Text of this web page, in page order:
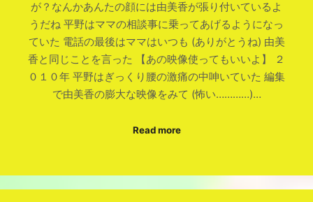
が？なんかあんたの顔には由美香が張り付いているよ
うだね 平野はママの相談事に乗ってあげるようになっ
ていた 電話の最後はママはいつも (ありがとうね) 由美
香と同じことを言った 【あの映像使ってもいいよ】 ２
０１０年 平野はぎっくり腰の激痛の中呻いていた 編集
で由美香の膨大な映像をみて (怖い…………)…
Read more